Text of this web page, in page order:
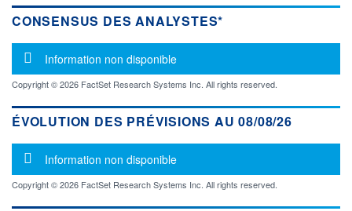
CONSENSUS DES ANALYSTES*
Message d'information
Information non disponible
Copyright © 2026 FactSet Research Systems Inc. All rights reserved.
ÉVOLUTION DES PRÉVISIONS AU 08/08/26
Message d'information
Information non disponible
Copyright © 2026 FactSet Research Systems Inc. All rights reserved.